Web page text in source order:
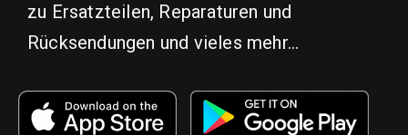
zu Ersatzteilen, Reparaturen und
Rücksendungen und vieles mehr...